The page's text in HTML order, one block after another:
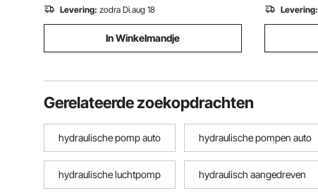
Levering: zodra Di.aug 18
In Winkelmandje
Levering:
Gerelateerde zoekopdrachten
hydraulische pomp auto hydraulische pompen auto
hydraulische luchtpomp hydraulisch aangedreven